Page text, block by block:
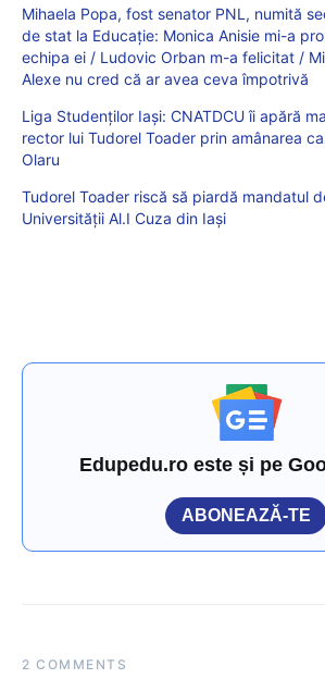
Mihaela Popa, fost senator PNL, numită
de stat la Educație: Monica Anisie mi-a
echipa ei / Ludovic Orban m-a felicitat /
Alexe nu cred că ar avea ceva împotrivă
Liga Studenților Iași: CNATDCU îi apără
rector lui Tudorel Toader prin amânarea
Olaru
Tudorel Toader riscă să piardă mandatul
Universității Al.I Cuza din Iași
Edupedu.ro este și pe
ABONEAZĂ-TE
2 COMMENTS